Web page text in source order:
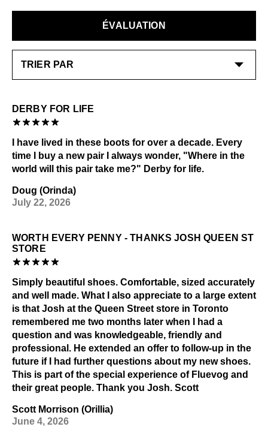
EN SAVOIR PLUS
informations générales sur l'entretien.
retournés contre un crédit en boutique. Les échanges
ou les retours sont possibles uniquement pour les
ÉVALUATION
DERBY FOR LIFE
I have lived in these boots for over a decade. Every
time I buy a new pair I always wonder, "Where in the
world will this pair take me?" Derby for life.
Doug (Orinda)
July 22, 2026
WORTH EVERY PENNY - THANKS JOSH QUEEN ST
STORE
Simply beautiful shoes. Comfortable, sized accurately
and well made. What I also appreciate to a large extent
is that Josh at the Queen Street store in Toronto
remembered me two months later when I had a
question and was knowledgeable, friendly and
professional. He extended an offer to follow-up in the
future if I had further questions about my new shoes.
This is part of the special experience of Fluevog and
their great people. Thank you Josh. Scott
Scott Morrison (Orillia)
June 4, 2026